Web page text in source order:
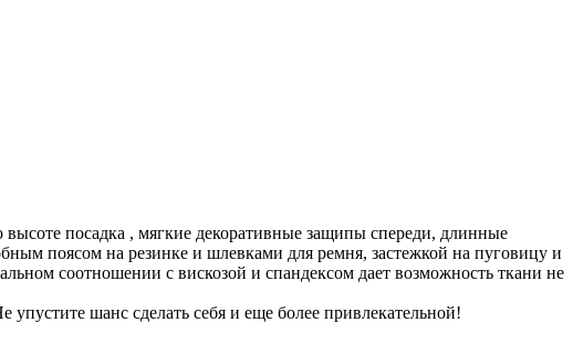
посадка , мягкие декоративные защипы спереди, длинные
поясом на резинке и шлевками для ремня, застежкой на пуговицу и
соотношении с вискозой и спандексом дает возможность ткани не
шанс сделать себя и еще более привлекательной!